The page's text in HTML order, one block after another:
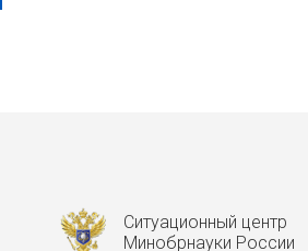
Ситуационный центр
Минобрнауки России